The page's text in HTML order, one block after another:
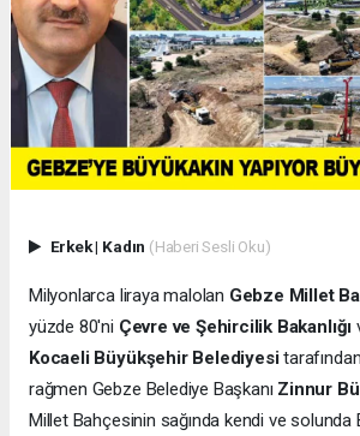
Erkek| Kadın (Haberi Sesli Oku)
Milyonlarca liraya malolan Gebze Millet
yüzde 80'ni Çevre ve Şehircilik Bakanlığı
Kocaeli Büyükşehir Belediyesi
rağmen Gebze Belediye Başkanı Zinnur
Millet Bahçesinin sağında kendi ve solunda